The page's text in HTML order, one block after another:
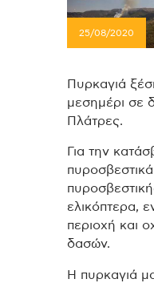
25/08/2020
Πυρκαγιά
μεσημέρι σε
Πλάτρες.
Για την
ελικόπτερα,
περιοχή και
δασών.
Η πυρκαγιά